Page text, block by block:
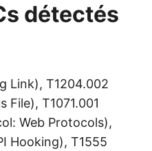
détectés
Link), T1204.002
File), T1071.001
Web Protocols),
Hooking), T1555